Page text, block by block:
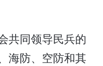
共同领导民兵的
海防、空防和其